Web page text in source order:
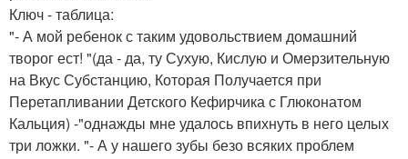
Ключ - таблица:
"- А мой ребенок с таким удовольствием домашний
творог ест! "(да - да, ту Сухую, Кислую и Омерзительную
на Вкус Субстанцию, Которая Получается при
Перетапливании Детского Кефирчика с Глюконатом
Кальция) -"однажды мне удалось впихнуть в него целых
три ложки. "- А у нашего зубы безо всяких проблем